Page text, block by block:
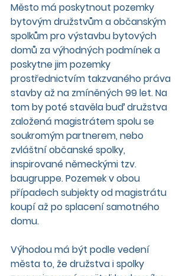
Město má poskytnout pozemky
bytovým družstvům a občanským
spolkům pro výstavbu bytových
domů za výhodných podmínek a
poskytne jim pozemky
prostřednictvím takzvaného práva
stavby až na zmíněných 99 let. Na
tom by poté stavěla buď družstva
založená magistrátem spolu se
soukromým partnerem, nebo
zvláštní občanské spolky,
inspirované německými tzv.
baugruppe. Pozemek v obou
případech subjekty od magistrátu
koupí až po splacení samotného
domu.
Výhodou má být podle vedení
města to, že družstva i spolky